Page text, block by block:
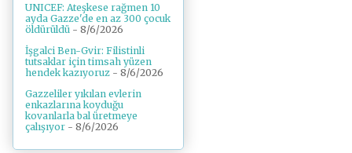
UNICEF: Ateşkese rağmen 10
ayda Gazze'de en az 300 çocuk
öldürüldü - 8/6/2026
İşgalci Ben-Gvir: Filistinli
tutsaklar için timsah yüzen
hendek kazıyoruz - 8/6/2026
Gazzeliler yıkılan evlerin
enkazlarına koyduğu
kovanlarla bal üretmeye
çalışıyor - 8/6/2026